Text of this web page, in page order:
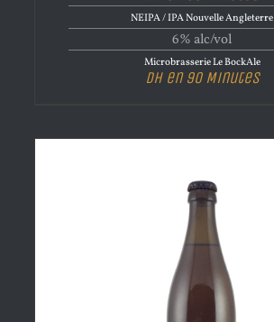
NEIPA / IPA Nouvelle Angleterre
6% alc/vol
Microbrasserie Le BockAle
DH en 90 Minutes